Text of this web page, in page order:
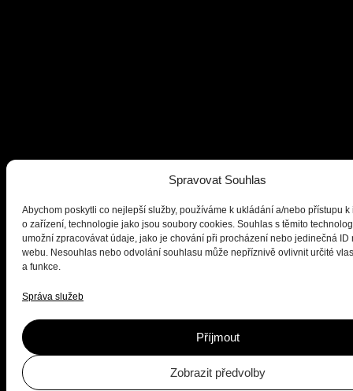
Spravovat Souhlas
Abychom poskytli co nejlepší služby, používáme k ukládání a/nebo přístupu k
o zařízení, technologie jako jsou soubory cookies. Souhlas s těmito
umožní zpracovávat údaje, jako je chování při procházení nebo jedinečná ID
webu. Nesouhlas nebo odvolání souhlasu může nepříznivě ovlivnit určité
a funkce.
Správa služeb
Příjmout
Zobrazit předvolby